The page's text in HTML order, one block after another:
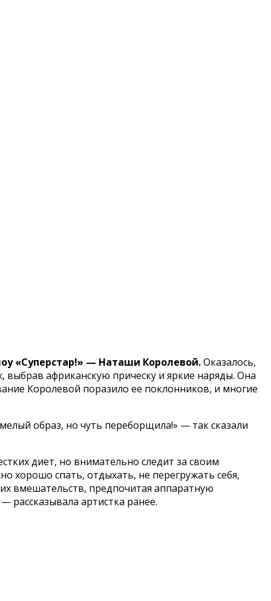
«Суперстар!» — Наташи Королевой.Оказалось,
африканскую прическу и яркие наряды. Она
Королевой поразило ее поклонников, и многие
образ, но чуть переборщила!» — так сказали
диет, но внимательно следит за своим
хорошо спать, отдыхать, не перегружать себя,
вмешательств, предпочитая аппаратную
рассказывала артистка ранее.